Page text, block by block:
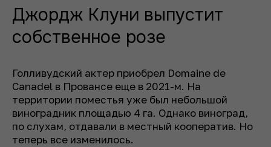
Джордж Клуни выпустит
собственное розе
Голливудский актер приобрел Domaine de
Canadel в Провансе еще в 2021-м. На
территории поместья уже был небольшой
виноградник площадью 4 га. Однако виноград,
по слухам, отдавали в местный кооператив. Но
теперь все изменилось.